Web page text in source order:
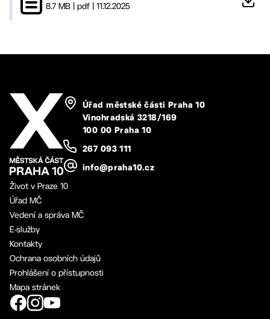
8.7 MB pdf 11.12.2025
Úřad městské části Praha 10
Vinohradská 3218/169
100 00 Praha 10
267 093 111
info@praha10.cz
Život v Praze 10
Úřad MČ
Vedení a správa MČ
E-služby
Kontakty
Ochrana osobních údajů
Prohlášení o přístupnosti
Mapa stránek